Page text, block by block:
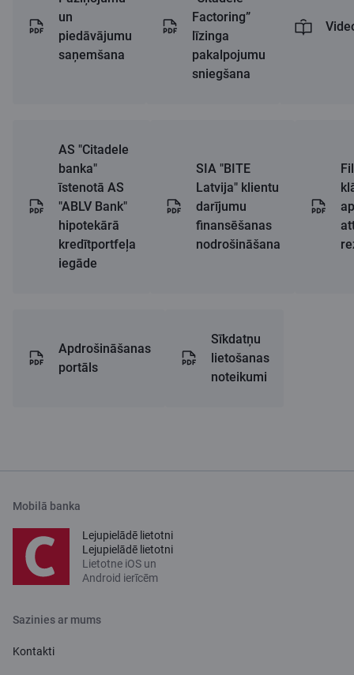
un
piedāvājumu
saņemšana
Factoring”
līzinga
pakalpojumu
sniegšana
AS "Citadele
banka"
īstenotā AS
"ABLV Bank"
hipotekārā
kredītportfeļa
iegāde
SIA "BITE
Latvija" klientu
darījumu
finansēšanas
nodrošināšana
Apdrošināšanas
portāls
Sīkdatņu
lietošanas
noteikumi
Mobilā banka
Lejupielādē lietotni
Lejupielādē lietotni
Lietotne iOS un
Android ierīcēm
Sazinies ar mums
Kontakti